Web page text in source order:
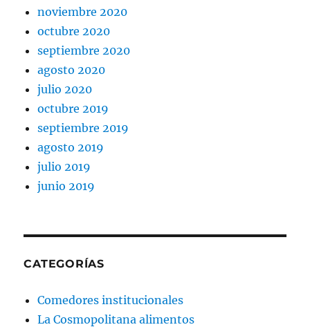
noviembre 2020
octubre 2020
septiembre 2020
agosto 2020
julio 2020
octubre 2019
septiembre 2019
agosto 2019
julio 2019
junio 2019
CATEGORÍAS
Comedores institucionales
La Cosmopolitana alimentos